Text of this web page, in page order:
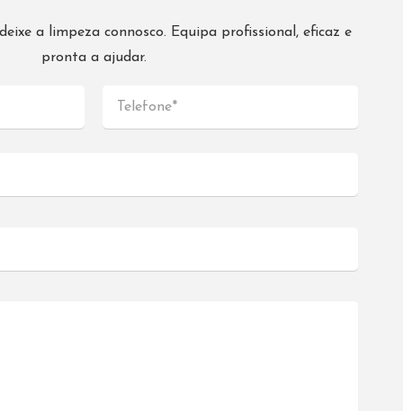
a limpeza connosco. Equipa profissional, eficaz e
pronta a ajudar.